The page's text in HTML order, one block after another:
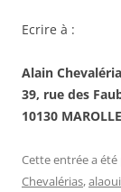
Ecrire à :
Alain
39, rue des
10130
Cette entrée a
Chevalérias,